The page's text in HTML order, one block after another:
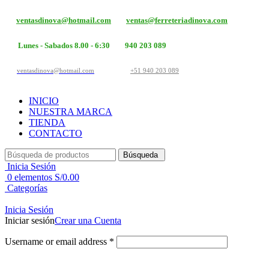
ventasdinova@hotmail.com ventas@ferreteriadinova.com
Lunes - Sabados 8.00 - 6:30 940 203 089
ventasdinova@hotmail.com +51 940 203 089
INICIO
NUESTRA MARCA
TIENDA
CONTACTO
Búsqueda
Inicia Sesión
0 elementos S/0.00
Categorías
Inicia Sesión
Iniciar sesiónCrear una Cuenta
Username or email address *